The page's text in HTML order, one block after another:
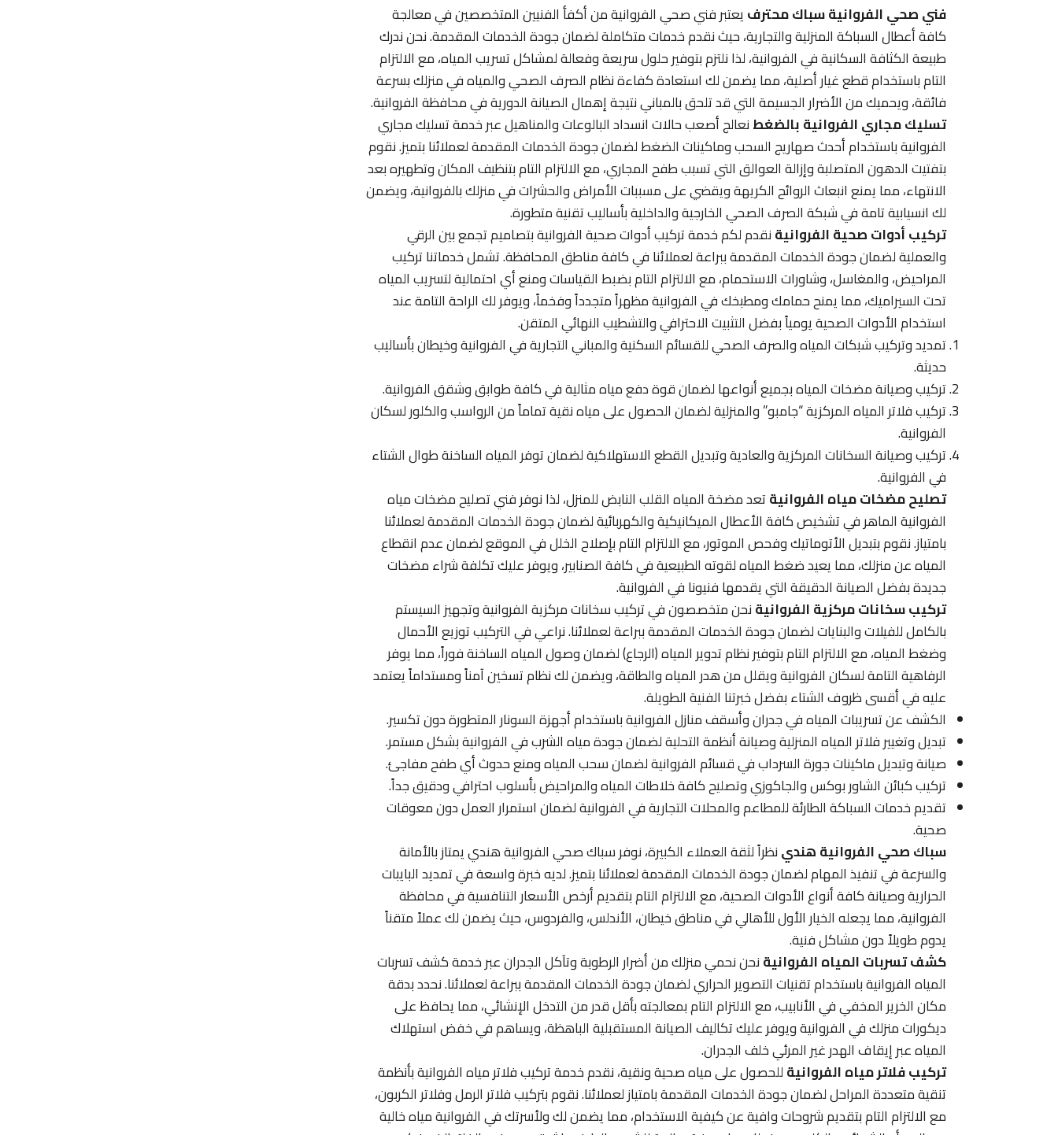
فني صحي الفروانية سباك محترفيعتبر فني صحي الفروانية من أكفأ الفنيين المتخصصين في معالجة
كافة أعطال السباكة المنزلية والتجارية، حيث نقدم خدمات متكاملة لضمان جودة الخدمات المقدمة. نحن ندرك
طبيعة الكثافة السكانية في الفروانية، لذا نلتزم بتوفير حلول سريعة وفعالة لمشاكل تسريب المياه، مع الالتزام
التام باستخدام قطع غيار أصلية، مما يضمن لك استعادة كفاءة نظام الصرف الصحي والمياه في منزلك بسرعة
فائقة، ويحميك من الأضرار الجسيمة التي قد تلحق بالمباني نتيجة إهمال الصيانة الدورية في محافظة الفروانية.
تسليك مجاري الفروانية بالضغطنعالج أصعب حالات انسداد البالوعات والمناهيل عبر خدمة تسليك مجاري
الفروانية باستخدام أحدث صهاريج السحب وماكينات الضغط لضمان جودة الخدمات المقدمة لعملائنا بتميز. نقوم
بتفتيت الدهون المتصلبة وإزالة العوالق التي تسبب طفح المجاري، مع الالتزام التام بتنظيف المكان وتطهيره بعد
الانتهاء، مما يمنع انبعاث الروائح الكريهة ويقضي على مسببات الأمراض والحشرات في منزلك بالفروانية، ويضمن
لك انسيابية تامة في شبكة الصرف الصحي الخارجية والداخلية بأساليب تقنية متطورة.
تركيب أدوات صحية الفروانيةنقدم لكم خدمة تركيب أدوات صحية الفروانية بتصاميم تجمع بين الرقي
والعملية لضمان جودة الخدمات المقدمة ببراعة لعملائنا في كافة مناطق المحافظة. تشمل خدماتنا تركيب
المراحيض، والمغاسل، وشاورات الاستحمام، مع الالتزام التام بضبط القياسات ومنع أي احتمالية لتسريب المياه
تحت السيراميك، مما يمنح حمامك ومطبخك في الفروانية مظهراً متجدداً وفخماً، ويوفر لك الراحة التامة عند
استخدام الأدوات الصحية يومياً بفضل التثبيت الاحترافي والتشطيب النهائي المتقن.
تمديد وتركيب شبكات المياه والصرف الصحي للقسائم السكنية والمباني التجارية في الفروانية وخيطان بأساليب
حديثة.
تركيب وصيانة مضخات المياه بجميع أنواعها لضمان قوة دفع مياه مثالية في كافة طوابق وشقق الفروانية.
تركيب فلاتر المياه المركزية “جامبو” والمنزلية لضمان الحصول على مياه نقية تماماً من الرواسب والكلور لسكان
الفروانية.
تركيب وصيانة السخانات المركزية والعادية وتبديل القطع الاستهلاكية لضمان توفر المياه الساخنة طوال الشتاء
في الفروانية.
تصليح مضخات مياه الفروانيةتعد مضخة المياه القلب النابض للمنزل، لذا نوفر فني تصليح مضخات مياه
الفروانية الماهر في تشخيص كافة الأعطال الميكانيكية والكهربائية لضمان جودة الخدمات المقدمة لعملائنا
بامتياز. نقوم بتبديل الأتوماتيك وفحص الموتور، مع الالتزام التام بإصلاح الخلل في الموقع لضمان عدم انقطاع
المياه عن منزلك، مما يعيد ضغط المياه لقوته الطبيعية في كافة الصنابير، ويوفر عليك تكلفة شراء مضخات
جديدة بفضل الصيانة الدقيقة التي يقدمها فنيونا في الفروانية.
تركيب سخانات مركزية الفروانيةنحن متخصصون في تركيب سخانات مركزية الفروانية وتجهيز السيستم
بالكامل للفيلات والبنايات لضمان جودة الخدمات المقدمة ببراعة لعملائنا. نراعي في التركيب توزيع الأحمال
وضغط المياه، مع الالتزام التام بتوفير نظام تدوير المياه (الرجاع) لضمان وصول المياه الساخنة فوراً، مما يوفر
الرفاهية التامة لسكان الفروانية ويقلل من هدر المياه والطاقة، ويضمن لك نظام تسخين آمناً ومستداماً يعتمد
عليه في أقسى ظروف الشتاء بفضل خبرتنا الفنية الطويلة.
الكشف عن تسريبات المياه في جدران وأسقف منازل الفروانية باستخدام أجهزة السونار المتطورة دون تكسير.
تبديل وتغيير فلاتر المياه المنزلية وصيانة أنظمة التحلية لضمان جودة مياه الشرب في الفروانية بشكل مستمر.
صيانة وتبديل ماكينات جورة السرداب في قسائم الفروانية لضمان سحب المياه ومنع حدوث أي طفح مفاجئ.
تركيب كبائن الشاور بوكس والجاكوزي وتصليح كافة خلاطات المياه والمراحيض بأسلوب احترافي ودقيق جداً.
تقديم خدمات السباكة الطارئة للمطاعم والمحلات التجارية في الفروانية لضمان استمرار العمل دون معوقات
صحية.
سباك صحي الفروانية هندينظراً لثقة العملاء الكبيرة، نوفر سباك صحي الفروانية هندي يمتاز بالأمانة
والسرعة في تنفيذ المهام لضمان جودة الخدمات المقدمة لعملائنا بتميز. لديه خبرة واسعة في تمديد البايبات
الحرارية وصيانة كافة أنواع الأدوات الصحية، مع الالتزام التام بتقديم أرخص الأسعار التنافسية في محافظة
الفروانية، مما يجعله الخيار الأول للأهالي في مناطق خيطان، الأندلس، والفردوس، حيث يضمن لك عملاً متقناً
يدوم طويلاً دون مشاكل فنية.
كشف تسربات المياه الفروانيةنحن نحمي منزلك من أضرار الرطوبة وتآكل الجدران عبر خدمة كشف تسربات
المياه الفروانية باستخدام تقنيات التصوير الحراري لضمان جودة الخدمات المقدمة ببراعة لعملائنا. نحدد بدقة
مكان الخرير المخفي في الأنابيب، مع الالتزام التام بمعالجته بأقل قدر من التدخل الإنشائي، مما يحافظ على
ديكورات منزلك في الفروانية ويوفر عليك تكاليف الصيانة المستقبلية الباهظة، ويساهم في خفض استهلاك
المياه عبر إيقاف الهدر غير المرئي خلف الجدران.
تركيب فلاتر مياه الفروانيةللحصول على مياه صحية ونقية، نقدم خدمة تركيب فلاتر مياه الفروانية بأنظمة
تنقية متعددة المراحل لضمان جودة الخدمات المقدمة بامتياز لعملائنا. نقوم بتركيب فلاتر الرمل وفلاتر الكربون،
مع الالتزام التام بتقديم شروحات وافية عن كيفية الاستخدام، مما يضمن لك ولأسرتك في الفروانية مياه خالية